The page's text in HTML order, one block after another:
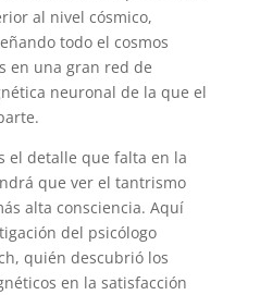
al nivel cósmico,
todo el cosmos
en una gran red de
neuronal de la que el
el detalle que falta en la
que ver el tantrismo
alta consciencia. Aquí
del psicólogo
quién descubrió los
en la satisfacción